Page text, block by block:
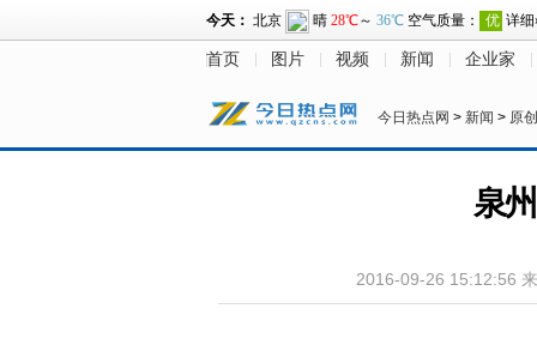
首页 图片 视频 新闻 企业家
今日热点网 > 新闻 > 原创
泉
2016-09-26 15:12:56